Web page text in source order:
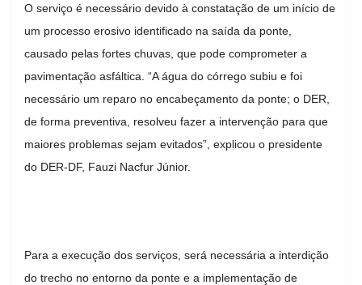
O serviço é necessário devido à constatação de um início de
um processo erosivo identificado na saída da ponte,
causado pelas fortes chuvas, que pode comprometer a
pavimentação asfáltica. “A água do córrego subiu e foi
necessário um reparo no encabeçamento da ponte; o DER,
de forma preventiva, resolveu fazer a intervenção para que
maiores problemas sejam evitados”, explicou o presidente
do DER-DF, Fauzi Nacfur Júnior.
Para a execução dos serviços, será necessária a interdição
do trecho no entorno da ponte e a implementação de